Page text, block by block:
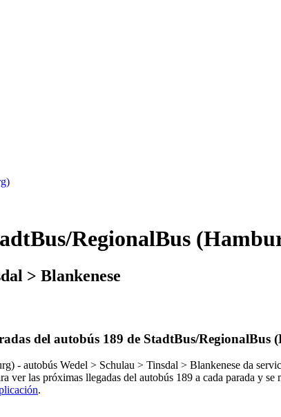
RegionalBus
> Blankenese
del autobús 189 de StadtBus/RegionalBus
- autobús Wedel > Schulau > Tinsdal > Blankenese da
ver las próximas llegadas del autobús 189 a cada parada y
.